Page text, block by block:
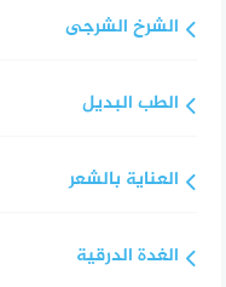
الشرخ الشرجى
الطب البديل
العناية بالشعر
الغدة الدرقية